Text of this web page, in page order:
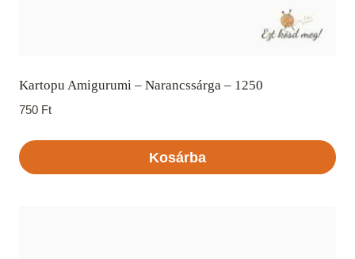
Kartopu Amigurumi – Narancssárga – 1250
750 Ft
Kosárba